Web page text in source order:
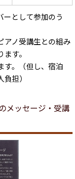
として参加のう
アノ受講生との組み
す。
す。（但し、宿泊
担）
メッセージ・受講